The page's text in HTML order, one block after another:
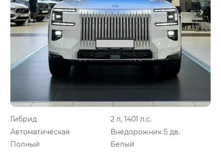
Гибрид
2 л, 1401 л.с.
Автоматическая
Внедорожник 5 дв.
Полный
Белый